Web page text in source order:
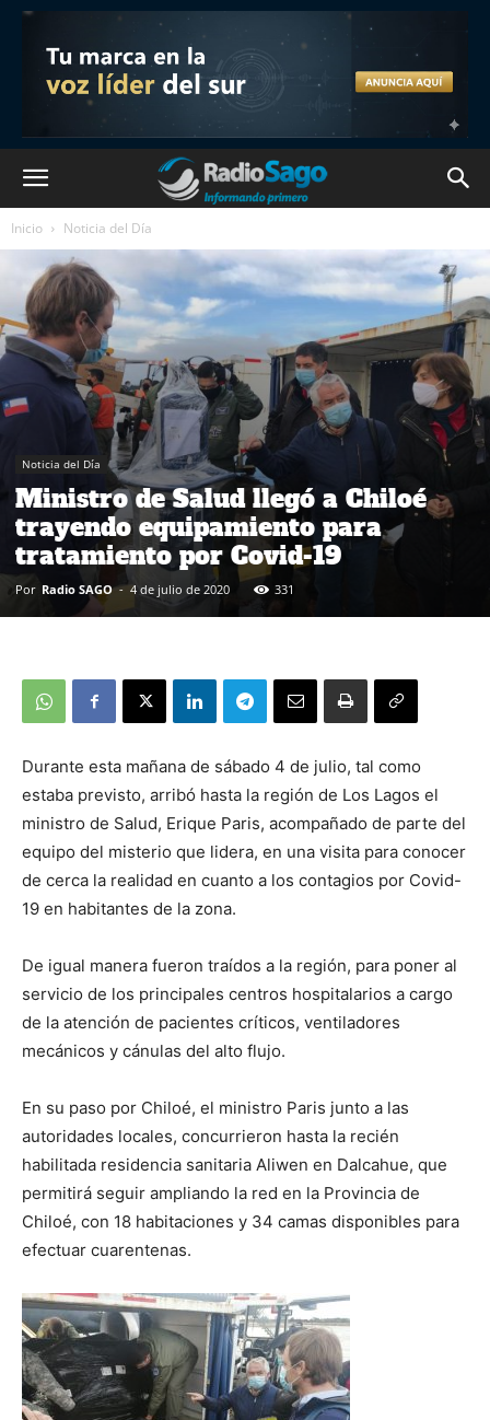
Inicio Noticia del Día
Noticia del Día
Ministro de Salud llegó a Chiloé
trayendo equipamiento para
tratamiento por Covid-19
Por Radio SAGO - 4 de julio de 2020 331
Durante esta mañana de sábado 4 de julio, tal como
estaba previsto, arribó hasta la región de Los Lagos el
ministro de Salud, Erique Paris, acompañado de parte del
equipo del misterio que lidera, en una visita para conocer
de cerca la realidad en cuanto a los contagios por Covid-
19 en habitantes de la zona.
De igual manera fueron traídos a la región, para poner al
servicio de los principales centros hospitalarios a cargo
de la atención de pacientes críticos, ventiladores
mecánicos y cánulas del alto flujo.
En su paso por Chiloé, el ministro Paris junto a las
autoridades locales, concurrieron hasta la recién
habilitada residencia sanitaria Aliwen en Dalcahue, que
permitirá seguir ampliando la red en la Provincia de
Chiloé, con 18 habitaciones y 34 camas disponibles para
efectuar cuarentenas.